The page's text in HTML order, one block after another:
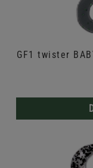
GF1 twister